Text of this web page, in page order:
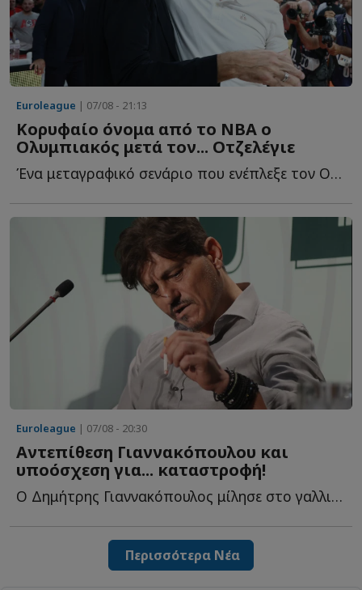
Euroleague | 07/08 - 21:13
Κορυφαίο όνομα από το NBA ο
Ολυμπιακός μετά τον... Οτζελέγιε
Ένα μεταγραφικό σενάριο που ενέπλεξε τον Ολυμπιακό κ...
Euroleague | 07/08 - 20:30
Αντεπίθεση Γιαννακόπουλου και
υποόσχεση για... καταστροφή!
Ο Δημήτρης Γιαννακόπουλος μίλησε στο γαλλικό κανάλι Eu...
Περισσότερα Νέα